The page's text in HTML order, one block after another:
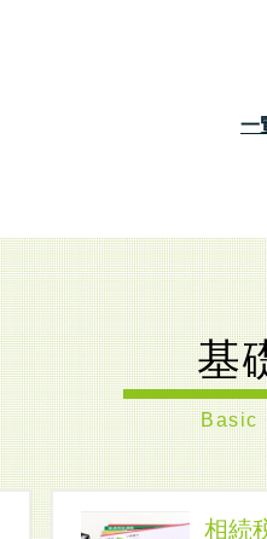
一
基
Basic
相続